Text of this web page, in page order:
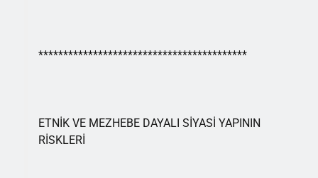
******************************************
ETNİK VE MEZHEBE DAYALI SİYASİ YAPININ
RİSKLERİ